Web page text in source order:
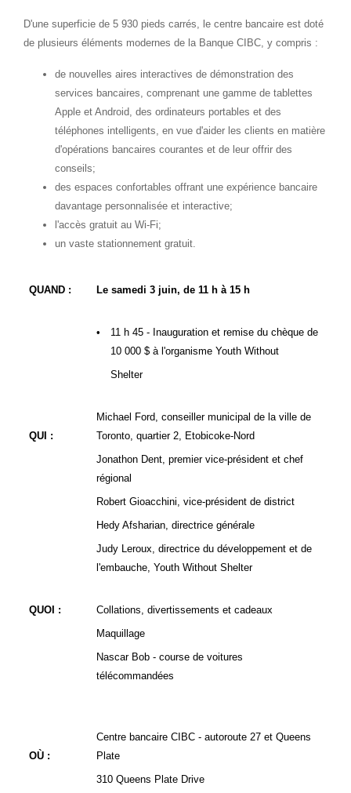
D'une superficie de 5 930 pieds carrés, le centre bancaire est doté
de plusieurs éléments modernes de la Banque CIBC, y compris :
de nouvelles aires interactives de démonstration des
services bancaires, comprenant une gamme de tablettes
Apple et Android, des ordinateurs portables et des
téléphones intelligents, en vue d'aider les clients en matière
d'opérations bancaires courantes et de leur offrir des
conseils;
des espaces confortables offrant une expérience bancaire
davantage personnalisée et interactive;
l'accès gratuit au Wi-Fi;
un vaste stationnement gratuit.
QUAND : Le samedi 3 juin, de 11 h à 15 h
•
11 h 45 - Inauguration et remise du chèque de
10 000 $ à l'organisme Youth Without
Shelter
QUI :
Michael Ford, conseiller municipal de la ville de
Toronto, quartier 2, Etobicoke-Nord
Jonathon Dent, premier vice-président et chef
régional
Robert Gioacchini, vice-président de district
Hedy Afsharian, directrice générale
Judy Leroux, directrice du développement et de
l'embauche, Youth Without Shelter
QUOI :
Collations, divertissements et cadeaux
Maquillage
Nascar Bob - course de voitures
télécommandées
OÙ :
Centre bancaire CIBC - autoroute 27 et Queens
Plate
310 Queens Plate Drive